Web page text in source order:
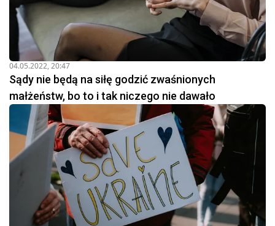
04.05.2022, 20:47
Sądy nie będą na siłę godzić zwaśnionych
małżeństw, bo to i tak niczego nie dawało